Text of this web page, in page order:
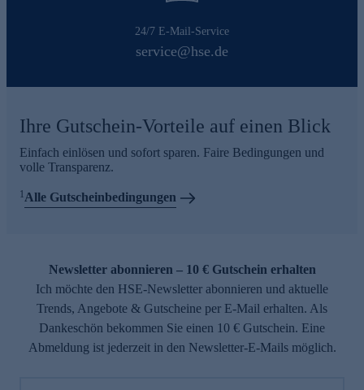
24/7 E-Mail-Service
service@hse.de
Ihre Gutschein-Vorteile auf einen Blick
Einfach einlösen und sofort sparen. Faire Bedingungen und
volle Transparenz.
1Alle Gutscheinbedingungen
Newsletter abonnieren – 10 € Gutschein erhalten
Ich möchte den HSE-Newsletter abonnieren und aktuelle
Trends, Angebote & Gutscheine per E-Mail erhalten. Als
Dankeschön bekommen Sie einen 10 € Gutschein. Eine
Abmeldung ist jederzeit in den Newsletter-E-Mails möglich.